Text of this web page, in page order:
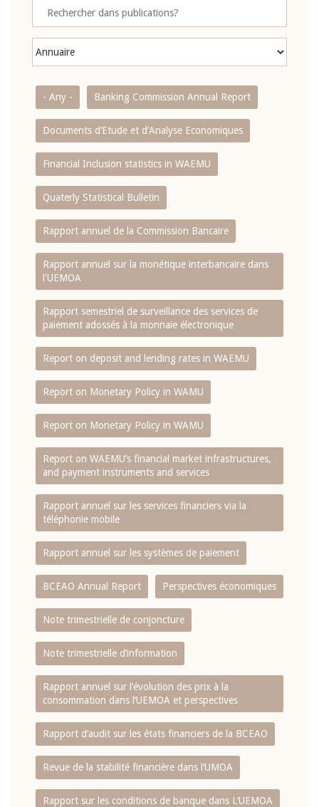
- Any - Banking Commission Annual Report
Documents d’Etude et d’Analyse Economiques
Financial Inclusion statistics in WAEMU
Quaterly Statistical Bulletin
Rapport annuel de la Commission Bancaire
Rapport annuel sur la monétique interbancaire dans
l'UEMOA
Rapport semestriel de surveillance des services de
paiement adossés à la monnaie électronique
Report on deposit and lending rates in WAEMU
Report on Monetary Policy in WAMU
Report on Monetary Policy in WAMU
Report on WAEMU’s financial market infrastructures,
and payment instruments and services
Rapport annuel sur les services financiers via la
téléphonie mobile
Rapport annuel sur les systèmes de paiement
BCEAO Annual Report Perspectives économiques
Note trimestrielle de conjoncture
Note trimestrielle d‘information
Rapport annuel sur l‘évolution des prix à la
consommation dans l‘UEMOA et perspectives
Rapport d‘audit sur les états financiers de la BCEAO
Revue de la stabilité financière dans l‘UMOA
Rapport sur les conditions de banque dans L‘UEMOA